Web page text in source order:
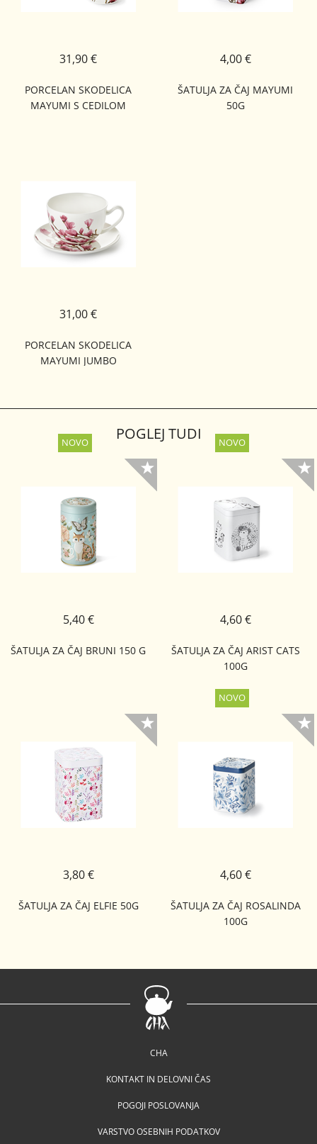
PORCELAN SKODELICA
MAYUMI S CEDILOM
31,90 €
ŠATULJA ZA ČAJ MAYUMI
50G
4,00 €
PORCELAN SKODELICA
MAYUMI JUMBO
31,00 €
POGLEJ TUDI
ŠATULJA ZA ČAJ BRUNI 150 G
5,40 €
ŠATULJA ZA ČAJ ARIST CATS
100G
4,60 €
ŠATULJA ZA ČAJ ELFIE 50G
3,80 €
ŠATULJA ZA ČAJ ROSALINDA
100G
4,60 €
CHA
KONTAKT IN DELOVNI ČAS
POGOJI POSLOVANJA
VARSTVO OSEBNIH PODATKOV